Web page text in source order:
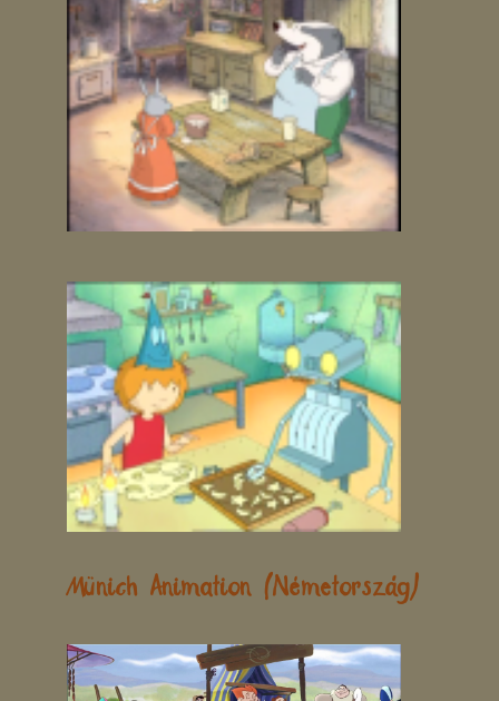
Münich Animation (Németország)